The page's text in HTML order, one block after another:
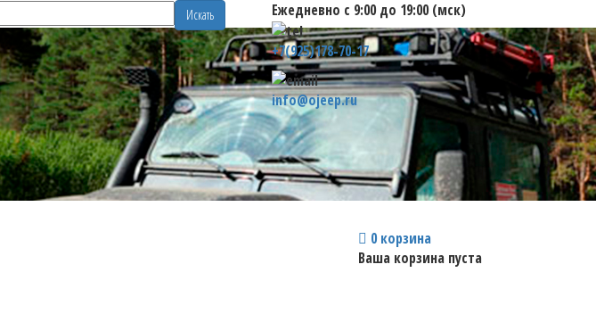
Искать Ежедневно с 9:00 до 19:00 (мск)
+7(925)178-70-17
info@ojeep.ru
0 корзина
Ваша корзина пуста